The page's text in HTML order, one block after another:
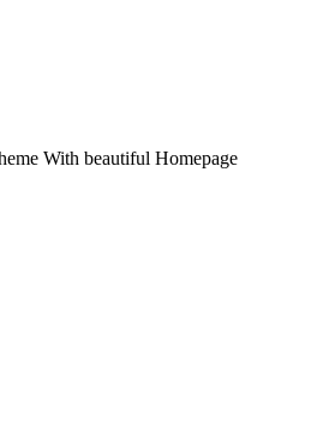
With beautiful Homepage